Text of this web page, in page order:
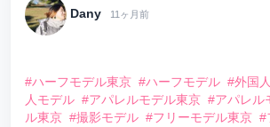
Dany 11ヶ月前
#ハーフモデル東京 #ハーフモデル #外国
人モデル #アパレルモデル東京 #アパレル
ル東京 #撮影モデル #フリーモデル東京 #